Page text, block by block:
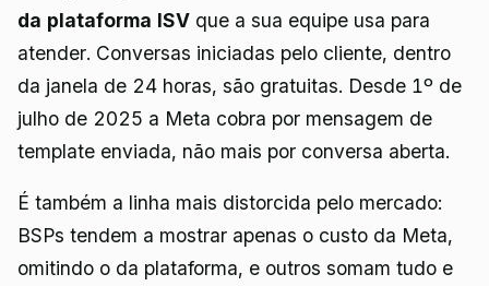
da plataforma ISV que a sua equipe usa para
atender. Conversas iniciadas pelo cliente, dentro
da janela de 24 horas, são gratuitas. Desde 1º de
julho de 2025 a Meta cobra por mensagem de
template enviada, não mais por conversa aberta.
É também a linha mais distorcida pelo mercado:
BSPs tendem a mostrar apenas o custo da Meta,
omitindo o da plataforma, e outros somam tudo e